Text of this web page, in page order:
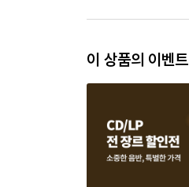
이 상품의 이벤트